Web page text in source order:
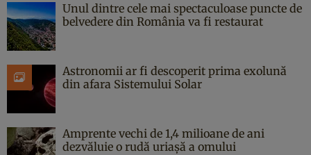
Unul dintre cele mai spectaculoase puncte de
belvedere din România va fi restaurat
Astronomii ar fi descoperit prima exolună
din afara Sistemului Solar
Amprente vechi de 1,4 milioane de ani
dezvăluie o rudă uriașă a omului